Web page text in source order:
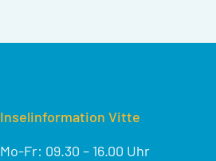
Inselinformation Vitte
Mo-Fr: 09.30 – 16.00 Uhr